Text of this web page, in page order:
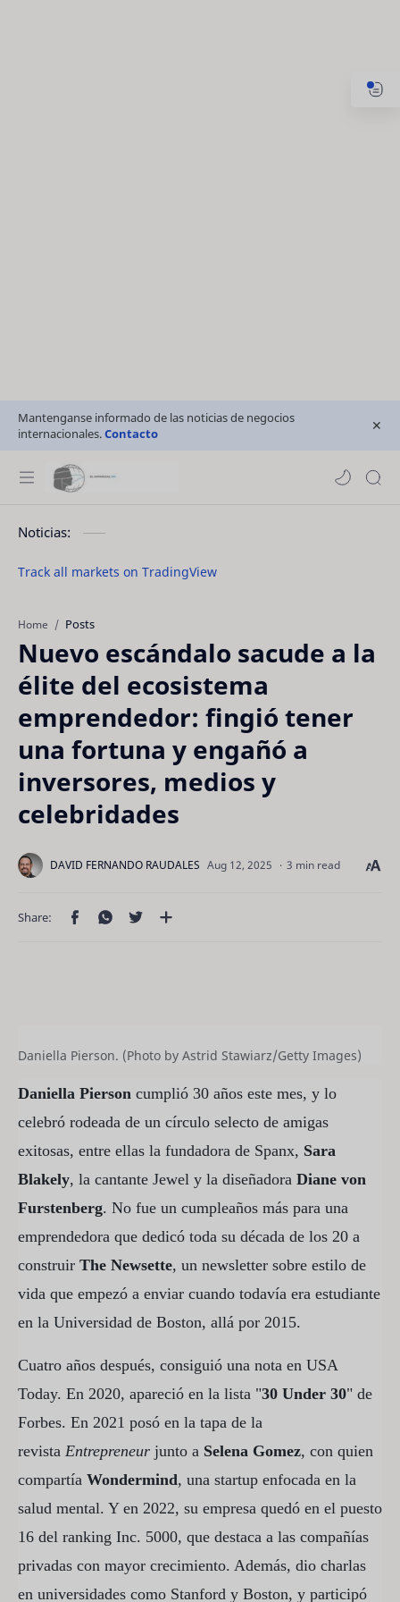
Mantenganse informado de las noticias de negocios
internacionales.Contacto
Noticias:
Track all markets on TradingView
Home Posts
Nuevo escándalo sacude a la
élite del ecosistema
emprendedor: fingió tener
una fortuna y engañó a
inversores, medios y
celebridades
3 min read
Daniella Pierson. (Photo by Astrid Stawiarz/Getty Images)
Daniella Pierson cumplió 30 años este mes, y lo
celebró rodeada de un círculo selecto de amigas
exitosas, entre ellas la fundadora de Spanx, Sara
Blakely, la cantante Jewel y la diseñadora Diane von
Furstenberg. No fue un cumpleaños más para una
emprendedora que dedicó toda su década de los 20 a
construir The Newsette, un newsletter sobre estilo de
vida que empezó a enviar cuando todavía era estudiante
en la Universidad de Boston, allá por 2015.
Cuatro años después, consiguió una nota en USA
Today. En 2020, apareció en la lista "30 Under 30" de
Forbes. En 2021 posó en la tapa de la
revista Entrepreneur junto a Selena Gomez, con quien
compartía Wondermind, una startup enfocada en la
salud mental. Y en 2022, su empresa quedó en el puesto
16 del ranking Inc. 5000, que destaca a las compañías
privadas con mayor crecimiento. Además, dio charlas
en universidades como Stanford y Boston, y participó